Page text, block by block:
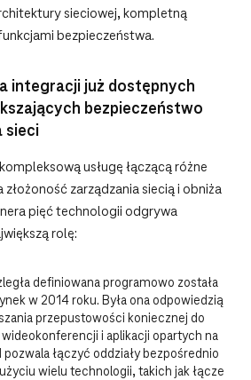
sieciowej, kompletną
bezpieczeństwa.
integracji już dostępnych
bezpieczeństwo
sieci
usługę łączącą różne
zarządzania siecią i obniża
pięć technologii odgrywa
rolę:
definiowana programowo została
w 2014 roku. Była ona odpowiedzią
przepustowości koniecznej do
wideokonferencji i aplikacji opartych na
pozwala łączyć oddziały bezpośrednio
wielu technologii, takich jak łącze